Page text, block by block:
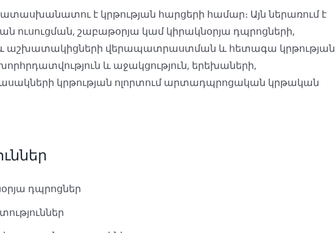
է կրթության հարցերի համար։ Այն ներառում է
ուսուցման, շաբաթօրյա կամ կիրակնօրյա դպրոցների,
և աշխատակիցների վերապատրաստման և հետագա կրթության
և աջակցություն, երեխաների,
կրթության ոլորտում արտադպրոցական կրթական
դպրոցներ